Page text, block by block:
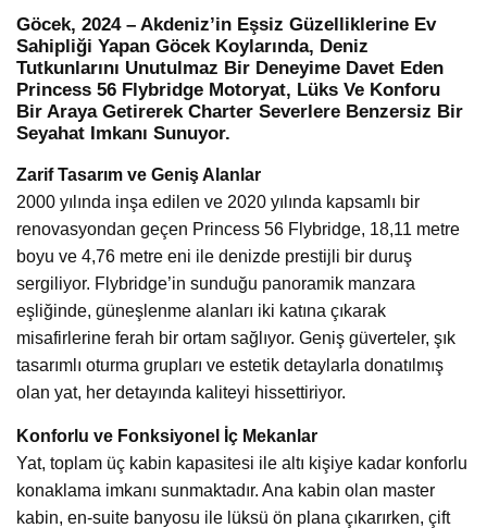
Göcek, 2024 – Akdeniz’in Eşsiz Güzelliklerine Ev
Sahipliği Yapan Göcek Koylarında, Deniz
Tutkunlarını Unutulmaz Bir Deneyime Davet Eden
Princess 56 Flybridge Motoryat, Lüks Ve Konforu
Bir Araya Getirerek Charter Severlere Benzersiz Bir
Seyahat Imkanı Sunuyor.
Zarif Tasarım ve Geniş Alanlar
2000 yılında inşa edilen ve 2020 yılında kapsamlı bir
renovasyondan geçen Princess 56 Flybridge, 18,11 metre
boyu ve 4,76 metre eni ile denizde prestijli bir duruş
sergiliyor. Flybridge’in sunduğu panoramik manzara
eşliğinde, güneşlenme alanları iki katına çıkarak
misafirlerine ferah bir ortam sağlıyor. Geniş güverteler, şık
tasarımlı oturma grupları ve estetik detaylarla donatılmış
olan yat, her detayında kaliteyi hissettiriyor.
Konforlu ve Fonksiyonel İç Mekanlar
Yat, toplam üç kabin kapasitesi ile altı kişiye kadar konforlu
konaklama imkanı sunmaktadır. Ana kabin olan master
kabin, en-suite banyosu ile lüksü ön plana çıkarırken, çift